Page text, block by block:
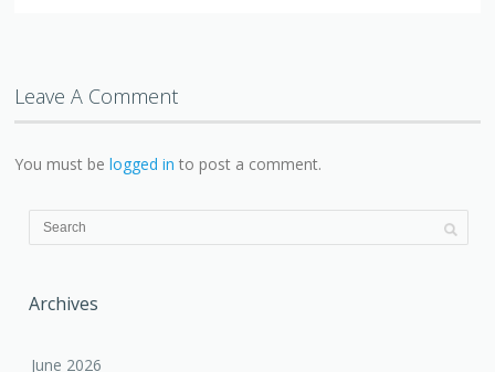
Leave A Comment
You must belogged in to post a comment.
Archives
June 2026